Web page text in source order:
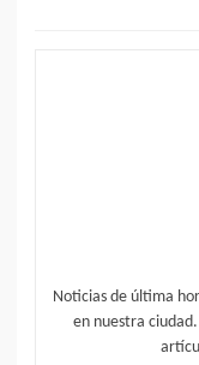
Noticias de última
en nuestra